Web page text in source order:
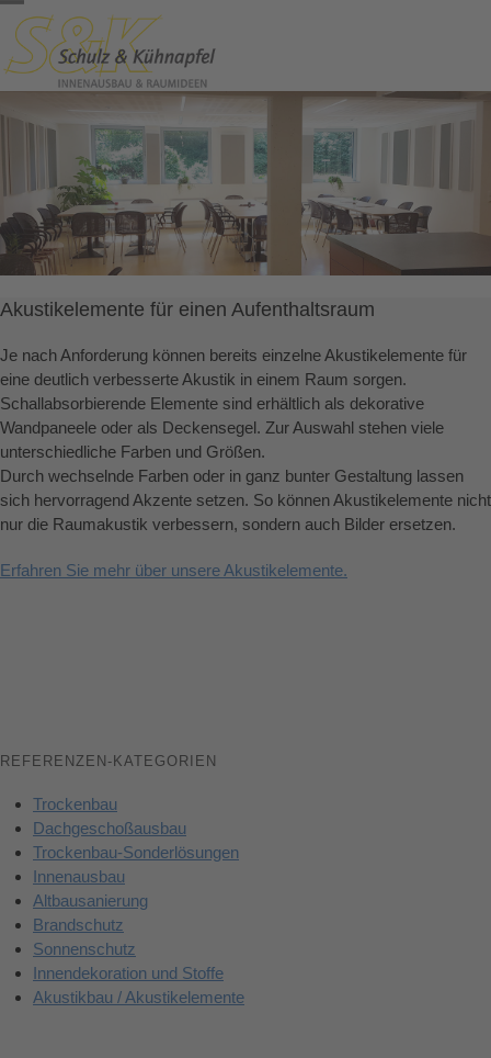
Skip
content
Open
mobile
menu
Close
mobile
menu
Akustikelemente für einen Aufenthaltsraum
Je nach Anforderung können bereits einzelne Akustikelemente für
eine deutlich verbesserte Akustik in einem Raum sorgen.
Schallabsorbierende Elemente sind erhältlich als dekorative
Wandpaneele oder als Deckensegel. Zur Auswahl stehen viele
unterschiedliche Farben und Größen.
Durch wechselnde Farben oder in ganz bunter Gestaltung lassen
sich hervorragend Akzente setzen. So können Akustikelemente nicht
nur die Raumakustik verbessern, sondern auch Bilder ersetzen.
Erfahren Sie mehr über unsere Akustikelemente.
REFERENZEN-KATEGORIEN
Trockenbau
Dachgeschoßausbau
Trockenbau-Sonderlösungen
Innenausbau
Altbausanierung
Brandschutz
Sonnenschutz
Innendekoration und Stoffe
Akustikbau / Akustikelemente